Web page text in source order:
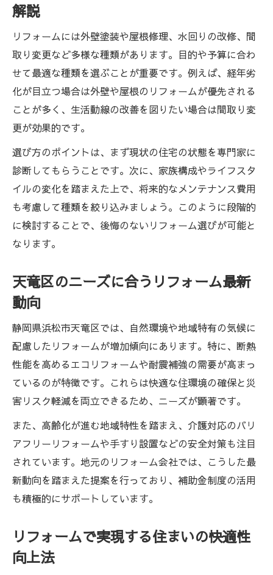
介護やバリアフリーリフォームの実践例
部分リフォームと全面リフォームの違い
リフォームを検討するなら種類の違いに注目
リフォーム種類ごとの費用相場と目安解説
キッチンや浴室リフォームの特徴と比較
スケルトンリフォームのメリットと注意点
リフォーム会社選びの重要なチェックポイ
ント
エコリフォームで叶う省エネな住まい
住まい改善に役立つリフォーム種類総まとめ
説
ツ
リフォーム前後の比較で分かる変化のポイ
ント
リフォームで安心できる住まいを手に入れ
る方法
リフォーム種類選びで失敗しないポイント
静岡県天竜区発リフォーム選びのコツを解説
リフォーム種類選定で重視すべき基準とは
費用だけでなく質にこだわるリフォーム選
び
地元密着型リフォーム会社の強みと安心感
口コミや評判を活かしたリフォーム会社探
解説
リフォームには外壁塗装や屋根修理、水回りの改修、間
取り変更など多様な種類があります。目的や予算に合わ
せて最適な種類を選ぶことが重要です。例えば、経年劣
化が目立つ場合は外壁や屋根のリフォームが優先される
ことが多く、生活動線の改善を図りたい場合は間取り変
更が効果的です。
選び方のポイントは、まず現状の住宅の状態を専門家に
診断してもらうことです。次に、家族構成やライフスタ
イルの変化を踏まえた上で、将来的なメンテナンス費用
も考慮して種類を絞り込みましょう。このように段階的
に検討することで、後悔のないリフォーム選びが可能と
なります。
天竜区のニーズに合うリフォーム最新
動向
静岡県浜松市天竜区では、自然環境や地域特有の気候に
配慮したリフォームが増加傾向にあります。特に、断熱
性能を高めるエコリフォームや耐震補強の需要が高まっ
ているのが特徴です。これらは快適な住環境の確保と災
害リスク軽減を両立できるため、ニーズが顕著です。
また、高齢化が進む地域特性を踏まえ、介護対応のバリ
アフリーリフォームや手すり設置などの安全対策も注目
されています。地元のリフォーム会社では、こうした最
新動向を踏まえた提案を行っており、補助金制度の活用
も積極的にサポートしています。
リフォームで実現する住まいの快適性
向上法